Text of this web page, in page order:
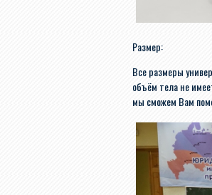
Размер:
Все размеры
объём тела не
мы сможем Вам